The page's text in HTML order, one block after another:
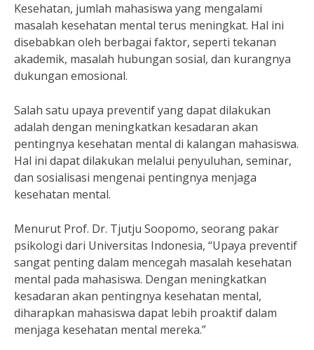
Kesehatan, jumlah mahasiswa yang mengalami
masalah kesehatan mental terus meningkat. Hal ini
disebabkan oleh berbagai faktor, seperti tekanan
akademik, masalah hubungan sosial, dan kurangnya
dukungan emosional.
Salah satu upaya preventif yang dapat dilakukan
adalah dengan meningkatkan kesadaran akan
pentingnya kesehatan mental di kalangan mahasiswa.
Hal ini dapat dilakukan melalui penyuluhan, seminar,
dan sosialisasi mengenai pentingnya menjaga
kesehatan mental.
Menurut Prof. Dr. Tjutju Soopomo, seorang pakar
psikologi dari Universitas Indonesia, “Upaya preventif
sangat penting dalam mencegah masalah kesehatan
mental pada mahasiswa. Dengan meningkatkan
kesadaran akan pentingnya kesehatan mental,
diharapkan mahasiswa dapat lebih proaktif dalam
menjaga kesehatan mental mereka.”